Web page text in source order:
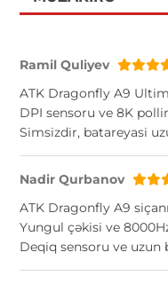
Ramil Quliyev
ATK Dragonfly A9
DPI sensoru ve 8K
Simsizdir, batareyasi
Nadir Qurbanov
ATK Dragonfly A9
Yungul çəkisi ve
Deqiq sensoru ve uzun